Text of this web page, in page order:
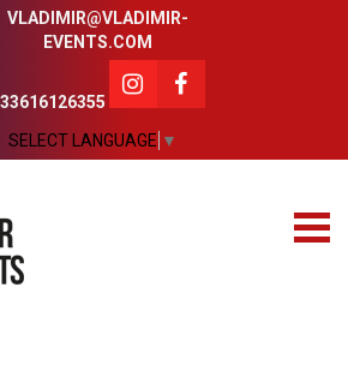
VLADIMIR@VLADIMIR-
EVENTS.COM
SELECT LANGUAGE ▼